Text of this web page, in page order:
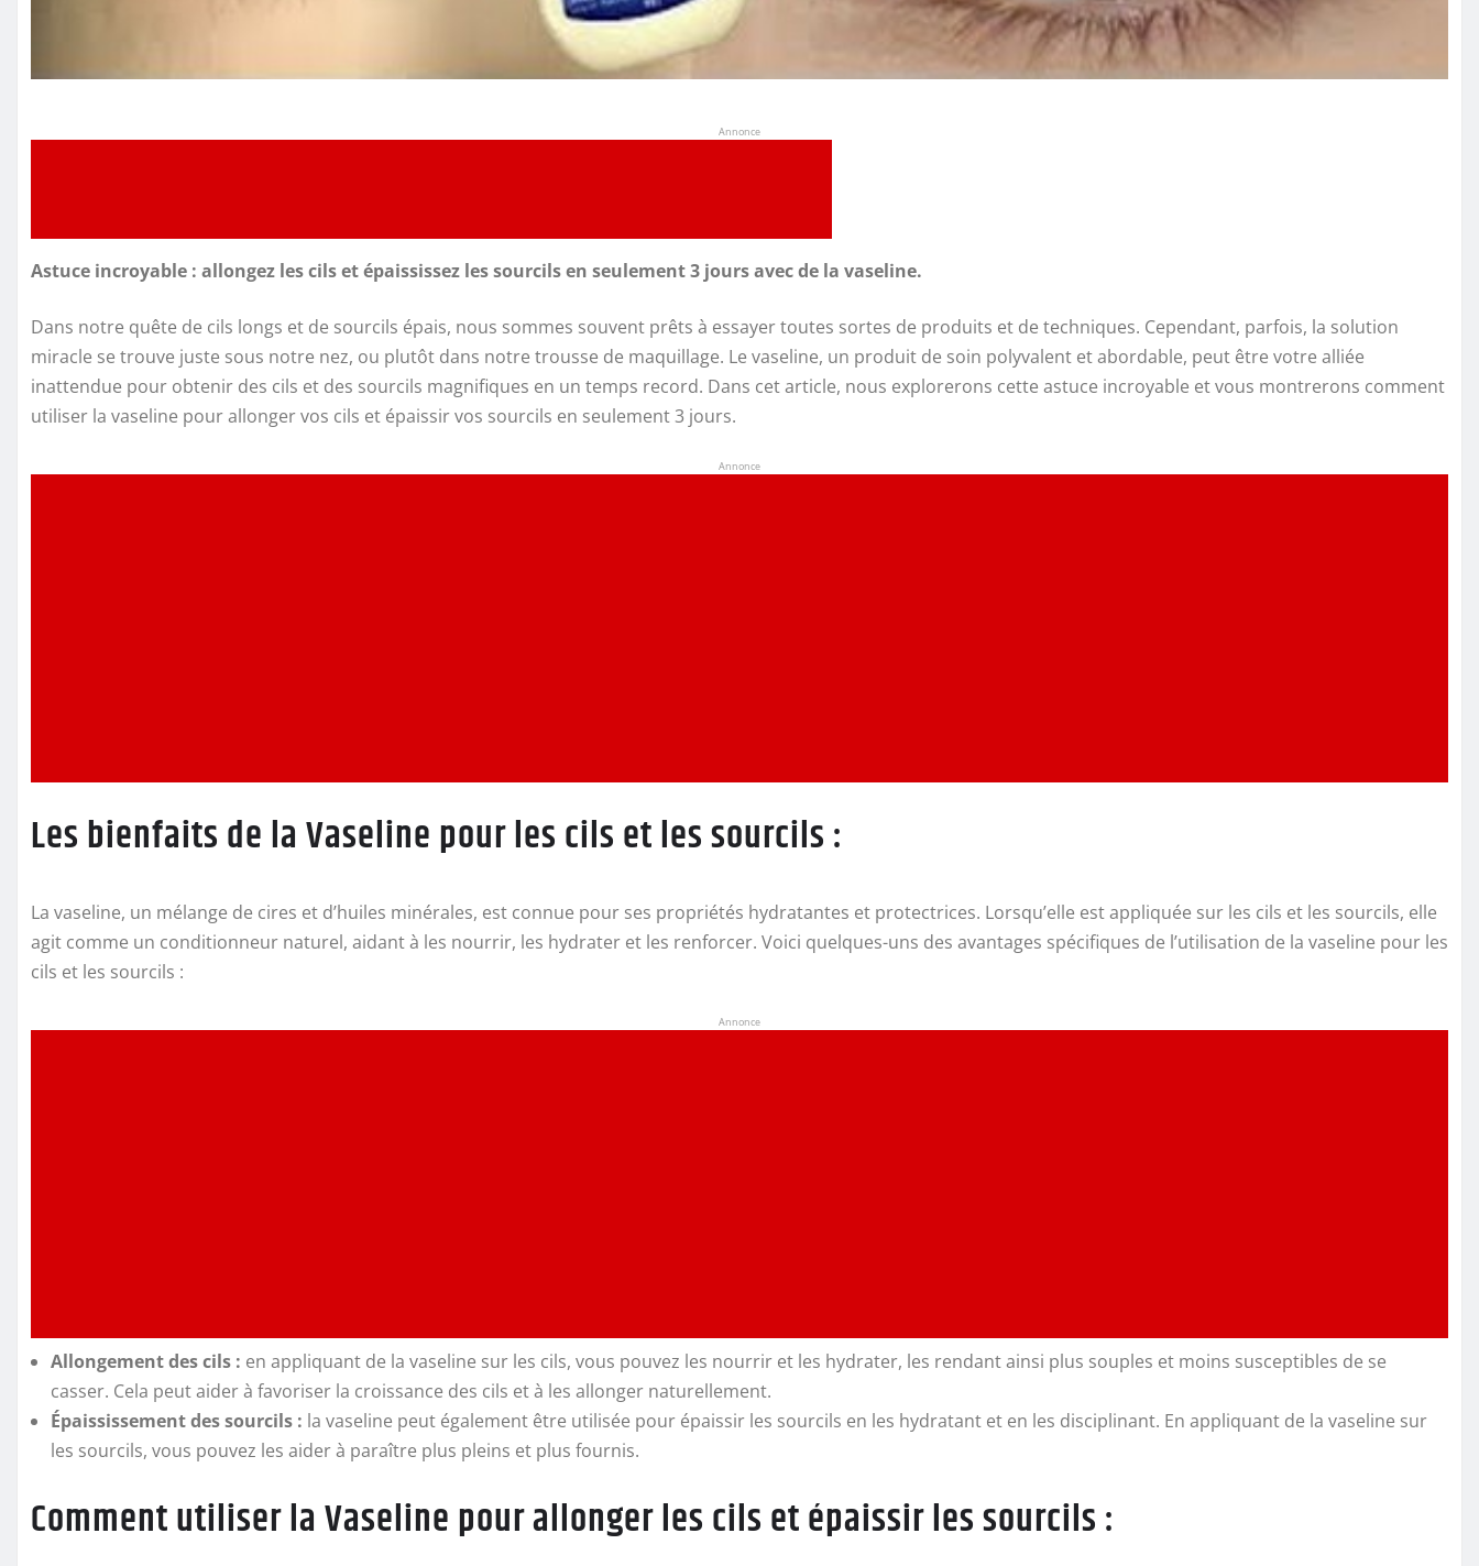
Annonce
Astuce incroyable : allongez les cils et épaississez les sourcils en seulement 3 jours avec de la vaseline.
Dans notre quête de cils longs et de sourcils épais, nous sommes souvent prêts à essayer toutes sortes de produits et de techniques. Cependant, parfois, la solution
miracle se trouve juste sous notre nez, ou plutôt dans notre trousse de maquillage. Le vaseline, un produit de soin polyvalent et abordable, peut être votre alliée
inattendue pour obtenir des cils et des sourcils magnifiques en un temps record. Dans cet article, nous explorerons cette astuce incroyable et vous montrerons comment
utiliser la vaseline pour allonger vos cils et épaissir vos sourcils en seulement 3 jours.
Annonce
Les bienfaits de la Vaseline pour les cils et les sourcils :
La vaseline, un mélange de cires et d’huiles minérales, est connue pour ses propriétés hydratantes et protectrices. Lorsqu’elle est appliquée sur les cils et les sourcils, elle
agit comme un conditionneur naturel, aidant à les nourrir, les hydrater et les renforcer. Voici quelques-uns des avantages spécifiques de l’utilisation de la vaseline pour les
cils et les sourcils :
Annonce
Allongement des cils : en appliquant de la vaseline sur les cils, vous pouvez les nourrir et les hydrater, les rendant ainsi plus souples et moins susceptibles de se
casser. Cela peut aider à favoriser la croissance des cils et à les allonger naturellement.
Épaississement des sourcils : la vaseline peut également être utilisée pour épaissir les sourcils en les hydratant et en les disciplinant. En appliquant de la vaseline sur
les sourcils, vous pouvez les aider à paraître plus pleins et plus fournis.
Comment utiliser la Vaseline pour allonger les cils et épaissir les sourcils :